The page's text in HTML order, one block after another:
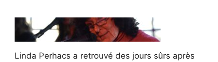
Linda Perhacs a retrouvé des jours sûrs après